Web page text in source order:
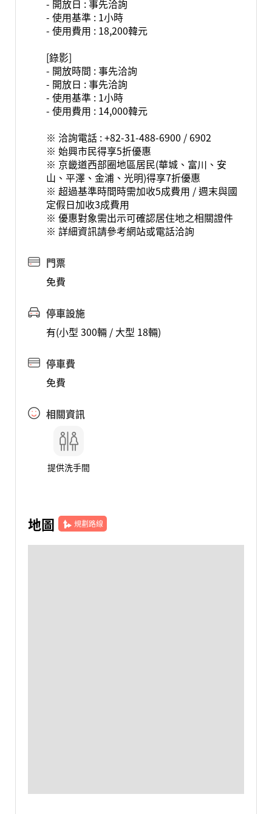
- 開放日 : 事先洽詢
- 使用基準 : 1小時
- 使用費用 : 18,200韓元
[錄影]
- 開放時間 : 事先洽詢
- 開放日 : 事先洽詢
- 使用基準 : 1小時
- 使用費用 : 14,000韓元
※ 洽詢電話 : +82-31-488-6900 / 6902
※ 始興市民得享5折優惠
※ 京畿道西部圈地區居民(華城、富川、安
山、平澤、金浦、光明)得享7折優惠
※ 超過基準時間時需加收5成費用 / 週末與國
定假日加收3成費用
※ 優惠對象需出示可確認居住地之相關證件
※ 詳細資訊請參考網站或電話洽詢
門票
免費
停車設施
有(小型 300輛 / 大型 18輛)
停車費
免費
相關資訊
提供洗手間
地圖 規劃路線